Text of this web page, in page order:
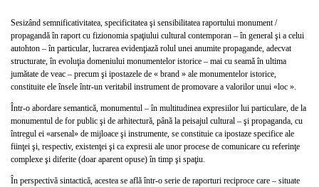
Sesizând semnificativitatea, specificitatea şi sensibilitatea raportului monument /
propagandă în raport cu fizionomia spaţiului cultural contemporan – în general şi a celui
autohton – în particular, lucrarea evidenţiază rolul unei anumite propagande, adecvat
structurate, în evoluţia domeniului monumentelor istorice – mai cu seamă în ultima
jumătate de veac – precum şi ipostazele de « brand » ale monumentelor istorice,
constituite ele însele într-un veritabil instrument de promovare a valorilor unui «loc ».
Într-o abordare semantică, monumentul – în multitudinea expresiilor lui particulare, de la
monumentul de for public şi de arhitectură, până la peisajul cultural – şi propaganda, cu
întregul ei «arsenal» de mijloace şi instrumente, se constituie ca ipostaze specifice ale
fiinţei şi, respectiv, existenţei şi ca expresii ale unor procese de comunicare cu referinţe
complexe şi diferite (doar aparent opuse) în timp şi spaţiu.
În perspectivă sintactică, acestea se află într-o serie de raporturi reciproce care – situate